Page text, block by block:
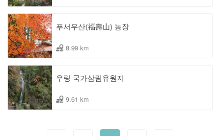
푸서우산(福壽山) 농장
8.99 km
우링 국가삼림유원지
9.61 km